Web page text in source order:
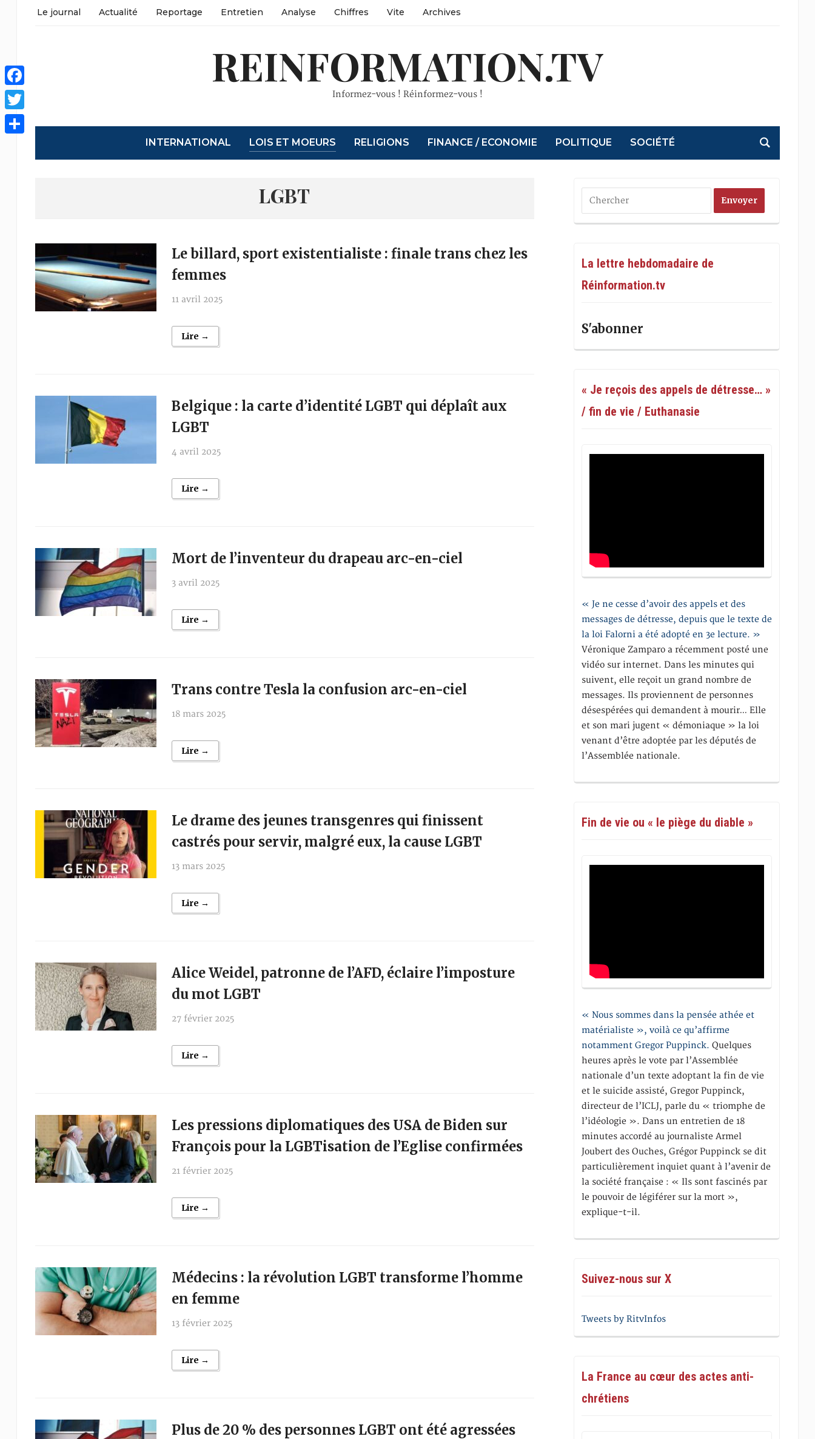
Le journal Actualité Reportage Entretien Analyse Chiffres Vite Archives
REINFORMATION.TV
Informez-vous ! Réinformez-vous !
INTERNATIONAL LOIS ET MOEURS RELIGIONS FINANCE / ECONOMIE POLITIQUE SOCIÉTÉ
LGBT
Le billard, sport existentialiste : finale trans chez les
femmes
11 avril 2025
Lire →
Belgique : la carte d’identité LGBT qui déplaît aux
LGBT
4 avril 2025
Lire →
Mort de l’inventeur du drapeau arc-en-ciel
3 avril 2025
Lire →
Trans contre Tesla la confusion arc-en-ciel
18 mars 2025
Lire →
Le drame des jeunes transgenres qui finissent
castrés pour servir, malgré eux, la cause LGBT
13 mars 2025
Lire →
Alice Weidel, patronne de l’AFD, éclaire l’imposture
du mot LGBT
27 février 2025
Lire →
Les pressions diplomatiques des USA de Biden sur
François pour la LGBTisation de l’Eglise confirmées
21 février 2025
Lire →
Médecins : la révolution LGBT transforme l’homme
en femme
13 février 2025
Lire →
Plus de 20 % des personnes LGBT ont été agressées
La lettre hebdomadaire de
Réinformation.tv
S'abonner
« Je reçois des appels de détresse… »
/ fin de vie / Euthanasie
« Je ne cesse d’avoir des appels et des
messages de détresse, depuis que le texte de
la loi Falorni a été adopté en 3e lecture. »
Véronique Zamparo a récemment posté une
vidéo sur internet. Dans les minutes qui
suivent, elle reçoit un grand nombre de
messages. Ils proviennent de personnes
désespérées qui demandent à mourir… Elle
et son mari jugent « démoniaque » la loi
venant d’être adoptée par les députés de
l’Assemblée nationale.
Fin de vie ou « le piège du diable »
« Nous sommes dans la pensée athée et
matérialiste », voilà ce qu’affirme
notamment Gregor Puppinck. Quelques
heures après le vote par l’Assemblée
nationale d’un texte adoptant la fin de vie
et le suicide assisté, Gregor Puppinck,
directeur de l’ICLJ, parle du « triomphe de
l’idéologie ». Dans un entretien de 18
minutes accordé au journaliste Armel
Joubert des Ouches, Grégor Puppinck se dit
particulièrement inquiet quant à l’avenir de
la société française : « Ils sont fascinés par
le pouvoir de légiférer sur la mort »,
explique-t-il.
Suivez-nous sur X
Tweets by RitvInfos
La France au cœur des actes anti-
chrétiens
Facebook
Twitter